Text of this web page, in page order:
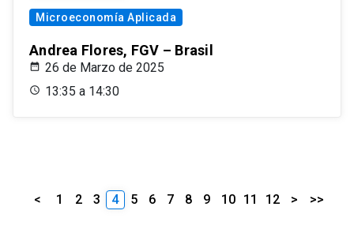
Microeconomía Aplicada
Andrea Flores, FGV – Brasil
26 de Marzo de 2025
13:35 a 14:30
< 1 2 3 4 5 6 7 8 9 10 11 12 > >>